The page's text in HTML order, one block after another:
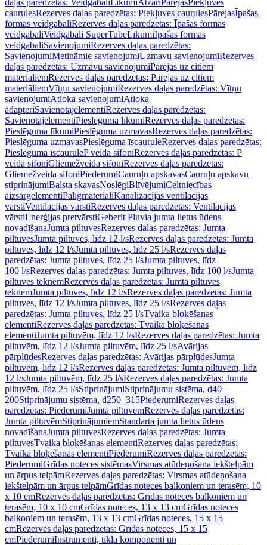
daļas paredzētas: Veidgabali LīkumiAtzari PārejasPiekļuves
caurulesRezerves daļas paredzētas: Piekļuves caurulesPārejasĪpašas
formas veidgabaliRezerves daļas paredzētas: Īpašas formas
veidgabaliVeidgabali SuperTubeLīkumiĪpašas formas
veidgabaliSavienojumiRezerves daļas paredzētas:
SavienojumiMetināmie savienojumiUzmavu savienojumiRezerves
daļas paredzētas: Uzmavu savienojumiPārejas uz citiem
materiāliemRezerves daļas paredzētas: Pārejas uz citiem
materiāliemVītņu savienojumiRezerves daļas paredzētas: Vītņu
savienojumiAtloka savienojumiAtloka
adapteriSavienotājelementiRezerves daļas paredzētas:
SavienotājelementiPieslēguma līkumiRezerves daļas paredzētas:
Pieslēguma līkumiPieslēguma uzmavasRezerves daļas paredzētas:
Pieslēguma uzmavasPieslēguma īscauruleRezerves daļas paredzētas:
Pieslēguma īscauruleP veida sifoniRezerves daļas paredzētas: P
veida sifoniGliemežveida sifoniRezerves daļas paredzētas:
Gliemežveida sifoniPiederumiCauruļu apskavasCauruļu apskavu
stiprinājumiBalsta skavasNoslēgiBlīvējumiCeltniecības
aizsargelementiPalīgmateriāliKanalizācijas ventilācijas
vārstiVentilācijas vārstiRezerves daļas paredzētas: Ventilācijas
vārstiEnerģijas pretvārstiGeberit Pluvia jumta lietus ūdens
novadīšanaJumta piltuvesRezerves daļas paredzētas: Jumta
piltuvesJumta piltuves, līdz 12 l/sRezerves daļas paredzētas: Jumta
piltuves, līdz 12 l/sJumta piltuves, līdz 25 l/sRezerves daļas
paredzētas: Jumta piltuves, līdz 25 l/sJumta piltuves, līdz
100 l/sRezerves daļas paredzētas: Jumta piltuves, līdz 100 l/sJumta
piltuves teknēmRezerves daļas paredzētas: Jumta piltuves
teknēmJumta piltuves, līdz 12 l/sRezerves daļas paredzētas: Jumta
piltuves, līdz 12 l/sJumta piltuves, līdz 25 l/sRezerves daļas
paredzētas: Jumta piltuves, līdz 25 l/sTvaika bloķēšanas
elementiRezerves daļas paredzētas: Tvaika bloķēšanas
elementiJumta piltuvēm, līdz 12 l/sRezerves daļas paredzētas: Jumta
piltuvēm, līdz 12 l/sJumta piltuvēm, līdz 25 l/sAvārijas
pārplūdesRezerves daļas paredzētas: Avārijas pārplūdesJumta
piltuvēm, līdz 12 l/sRezerves daļas paredzētas: Jumta piltuvēm, līdz
12 l/sJumta piltuvēm, līdz 25 l/sRezerves daļas paredzētas: Jumta
piltuvēm, līdz 25 l/sStiprinājumiStiprinājumu sistēma, d40–
200Stiprinājumu sistēma, d250–315PiederumiRezerves daļas
paredzētas: PiederumiJumta piltuvēmRezerves daļas paredzētas:
Jumta piltuvēmStiprinājumiemStandarta jumta lietus ūdens
novadīšanaJumta piltuvesRezerves daļas paredzētas: Jumta
piltuvesTvaika bloķēšanas elementiRezerves daļas paredzētas:
Tvaika bloķēšanas elementiPiederumiRezerves daļas paredzētas:
PiederumiGrīdas noteces sistēmasVirsmas atūdeņošana iekštelpām
un ārpus telpāmRezerves daļas paredzētas: Virsmas atūdeņošana
iekštelpām un ārpus telpāmGrīdas noteces balkoniem un terasēm, 10
x 10 cmRezerves daļas paredzētas: Grīdas noteces balkoniem un
terasēm, 10 x 10 cmGrīdas noteces, 13 x 13 cmGrīdas noteces
balkoniem un terasēm, 13 x 13 cmGrīdas noteces, 15 x 15
cmRezerves daļas paredzētas: Grīdas noteces, 15 x 15
cmPiederumiInstrumenti, tīkla komponenti un